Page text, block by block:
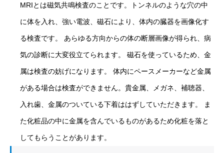
MRIとは磁気共鳴検査のことです。トンネルのような穴の中
に体を入れ、強い電波、磁石により、体内の臓器を画像化す
る検査です。 あらゆる方向からの体の断層画像が得られ、病
気の診断に大変役立てられます。 磁石を使っているため、金
属は検査の妨げになります。 体内にペースメーカーなど金属
がある場合は検査ができません。貴金属、メガネ、補聴器、
入れ歯、金属のついている下着ははずしていただきます。 ま
た化粧品の中に金属を含んでいるものがあるため化粧を落と
してもらうことがあります。